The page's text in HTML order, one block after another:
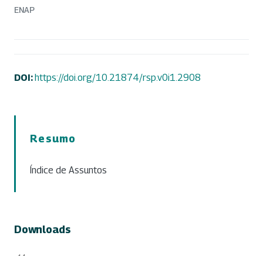
ENAP
DOI:https://doi.org/10.21874/rsp.v0i1.2908
Resumo
Índice de Assuntos
Downloads